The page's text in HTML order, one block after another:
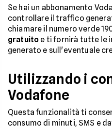
Se hai un abbonamento
controllare il traffico
chiamare il numero verde
gratuito e ti fornirà tutte le
generato e sull'eventuale
Utilizzando i
Vodafone
Questa funzionalità ti
consumo di minuti, SMS e